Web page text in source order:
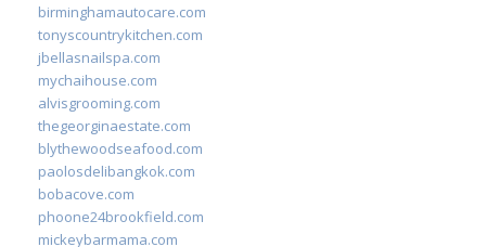
birminghamautocare.com
tonyscountrykitchen.com
jbellasnailspa.com
mychaihouse.com
alvisgrooming.com
thegeorginaestate.com
blythewoodseafood.com
paolosdelibangkok.com
bobacove.com
phoone24brookfield.com
mickeybarmama.com